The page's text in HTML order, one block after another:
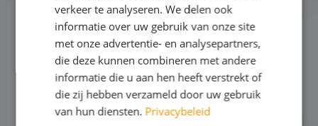
verkeer te analyseren. We delen ook
informatie over uw gebruik van onze site
met onze advertentie- en analysepartners,
die deze kunnen combineren met andere
informatie die u aan hen heeft verstrekt of
die zij hebben verzameld door uw gebruik
van hun diensten. Privacybeleid